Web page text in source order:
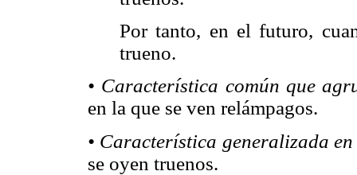
Por tanto, en el futuro,
trueno.
• Característica común que
en la que se ven relámpagos.
• Característica generalizada
se oyen truenos.